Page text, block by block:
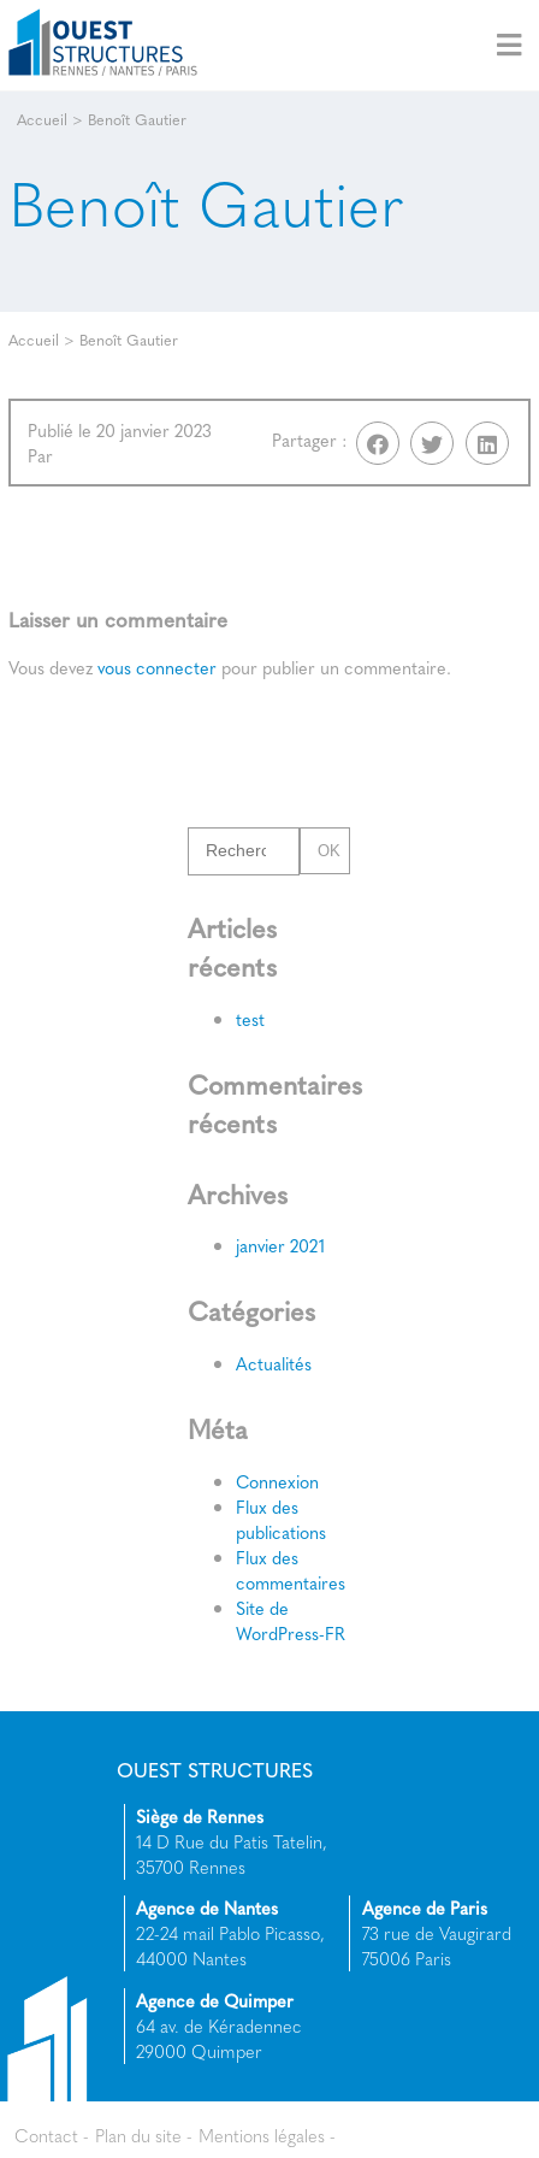
Accueil > Benoît Gautier
Benoît Gautier
Accueil > Benoît Gautier
Publié le 20 janvier 2023
Par
Partager :
Laisser un commentaire
Vous devezvous connecter pour publier un commentaire.
OK
Articles
récents
test
Commentaires
récents
Archives
janvier 2021
Catégories
Actualités
Méta
Connexion
Flux des
publications
Flux des
commentaires
Site de
WordPress-FR
OUEST STRUCTURES
Siège de Rennes
14 D Rue du Patis Tatelin,
35700 Rennes
Agence de Nantes
22-24 mail Pablo Picasso,
44000 Nantes
Agence de Paris
73 rue de Vaugirard
75006 Paris
Agence de Quimper
64 av. de Kéradennec
29000 Quimper
Contact Plan du site Mentions légales